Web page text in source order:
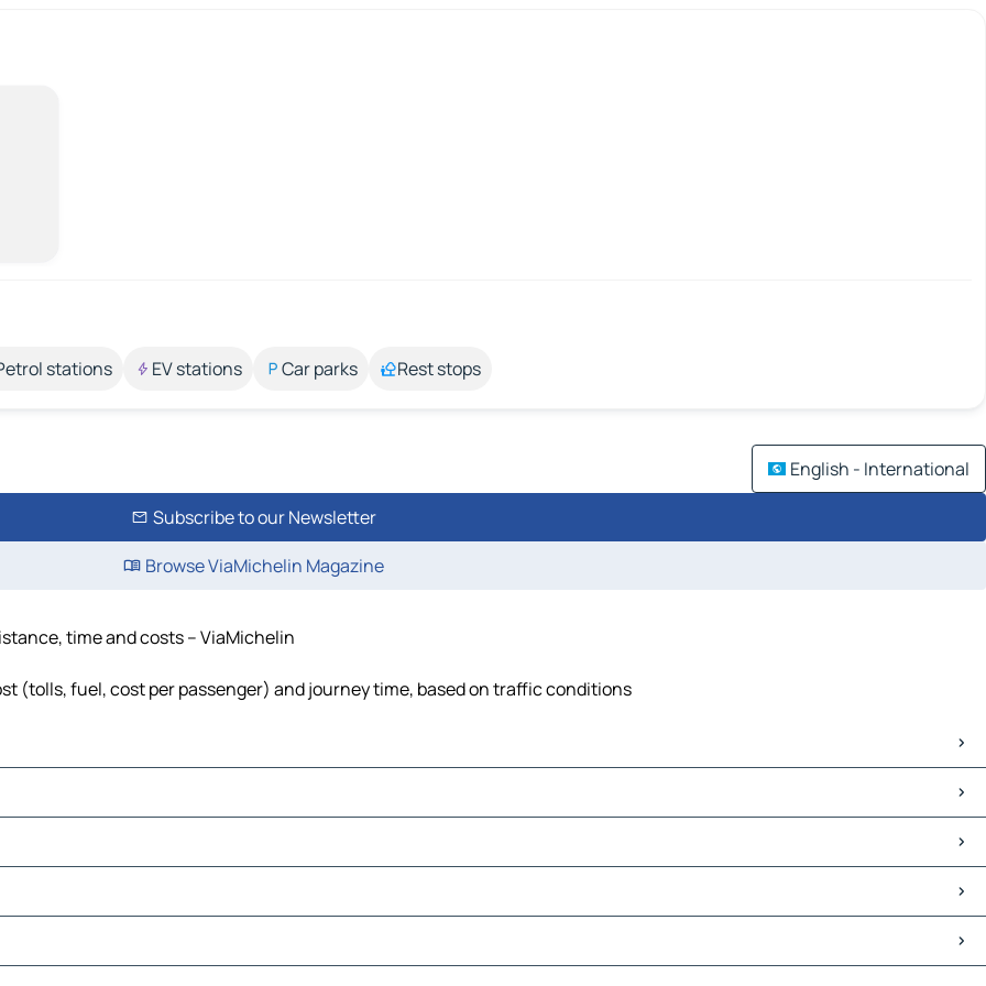
stations EV stations Car parks Rest stops
English - International
Subscribe to our Newsletter
Browse ViaMichelin Magazine
time and costs – ViaMichelin
(tolls, fuel, cost per passenger) and journey time, based on traffic conditions